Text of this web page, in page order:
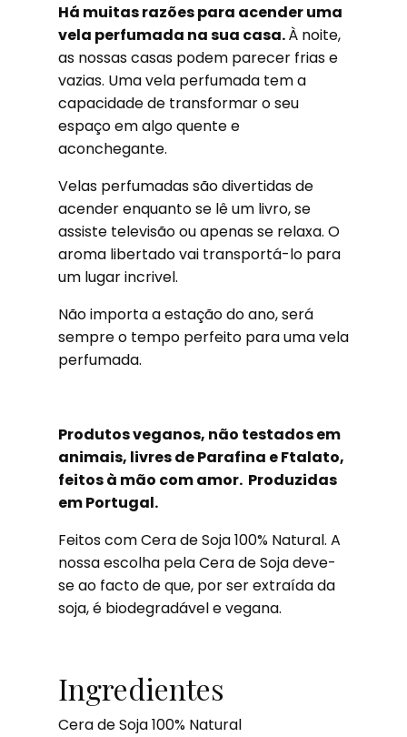
Há muitas razões para acender uma
vela perfumada na sua casa.À noite,
as nossas casas podem parecer frias e
vazias. Uma vela perfumada tem a
capacidade de transformar o seu
espaço em algo quente e
aconchegante.
Velas perfumadas são divertidas de
acender enquanto se lê um livro, se
assiste televisão ou apenas se relaxa. O
aroma libertado vai transportá-lo para
um lugar incrivel.
Não importa a estação do ano, será
sempre o tempo perfeito para uma vela
perfumada.
Produtos veganos, não testados em
animais, livres de Parafina e Ftalato,
feitos à mão com amor. Produzidas
em Portugal.
Feitos com Cera de Soja 100% Natural. A
nossa escolha pela Cera de Soja deve-
se ao facto de que, por ser extraída da
soja, é biodegradável e vegana.
Ingredientes
Cera de Soja 100% Natural